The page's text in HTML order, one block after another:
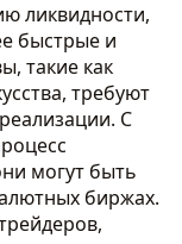
ликвидности,
быстрые и
такие как
требуют
С
могут быть
биржах.